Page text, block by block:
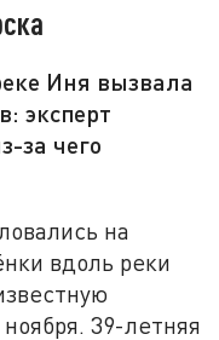
Иня вызвала
эксперт
за чего
на
вдоль реки
39-летняя